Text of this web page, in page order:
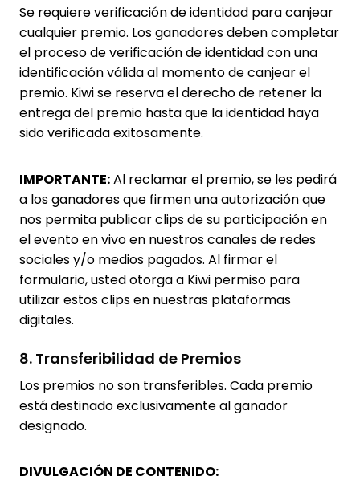
Se requiere verificación de identidad para canjear
cualquier premio. Los ganadores deben completar
el proceso de verificación de identidad con una
identificación válida al momento de canjear el
premio. Kiwi se reserva el derecho de retener la
entrega del premio hasta que la identidad haya
sido verificada exitosamente.
IMPORTANTE:Al reclamar el premio, se les pedirá
a los ganadores que firmen una autorización que
nos permita publicar clips de su participación en
el evento en vivo en nuestros canales de redes
sociales y/o medios pagados. Al firmar el
formulario, usted otorga a Kiwi permiso para
utilizar estos clips en nuestras plataformas
digitales.
8. Transferibilidad de Premios
Los premios no son transferibles. Cada premio
está destinado exclusivamente al ganador
designado.
DIVULGACIÓN DE CONTENIDO: